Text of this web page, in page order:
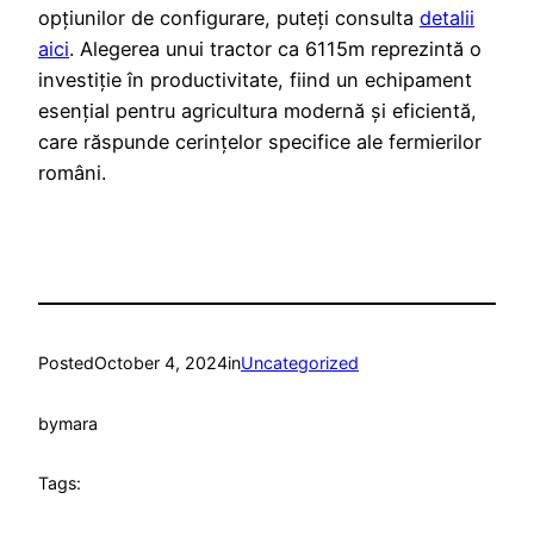
opțiunilor de configurare, puteți consulta detalii
aici. Alegerea unui tractor ca 6115m reprezintă o
investiție în productivitate, fiind un echipament
esențial pentru agricultura modernă și eficientă,
care răspunde cerințelor specifice ale fermierilor
români.
PostedOctober 4, 2024inUncategorized
bymara
Tags: